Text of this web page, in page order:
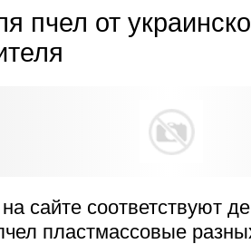
пчел от
сайте соответствуют
пластмассовые